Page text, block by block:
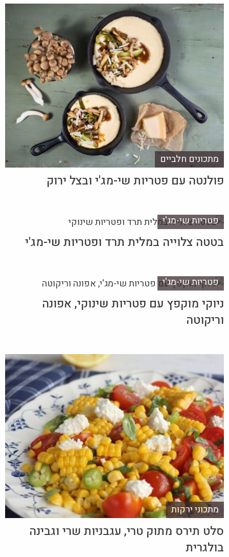
מתכונים חלביים
פולנטה עם פטריות שי-מג'י ובצל ירוק
פטריות שי-מג'י
בטטה צלוייה במלית תרד ופטריות שי-מג'י
פטריות שי-מג'י
ניוקי מוקפץ עם פטריות שינוקי, אפונה
וריקוטה
מתכוני ירקות
סלט תירס מתוק טרי, עגבניות שרי וגבינה
בולגרית